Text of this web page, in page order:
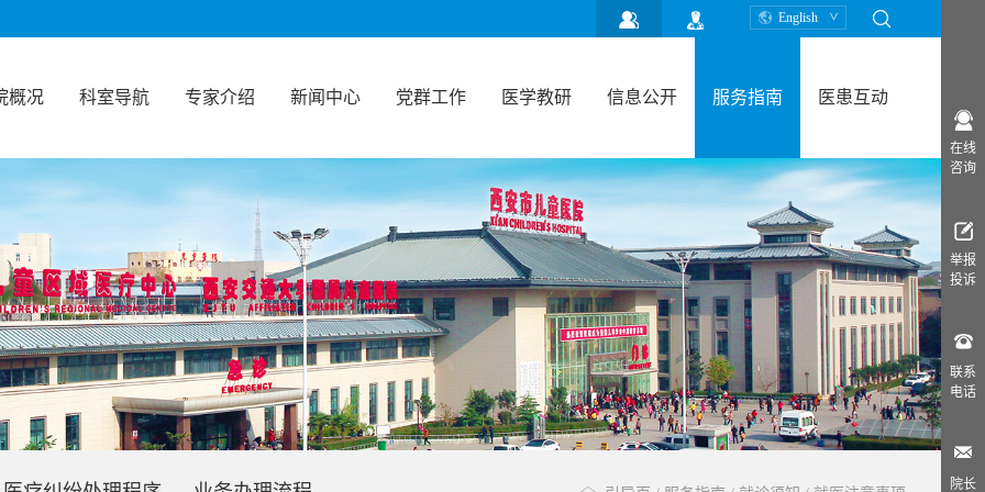
English
概况 科室导航 专家介绍 新闻中心 党群工作 医学教研 信息公开 服务指南 医患互动
在线
咨询
举报
投诉
联系
电话
院长